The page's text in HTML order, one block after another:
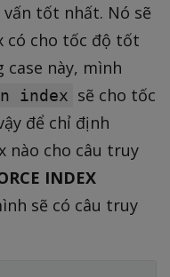
tốt nhất. Nó sẽ
có cho tốc độ tốt
này, mình
index sẽ cho tốc
để chỉ định
nào cho câu truy
INDEX
sẽ có câu truy